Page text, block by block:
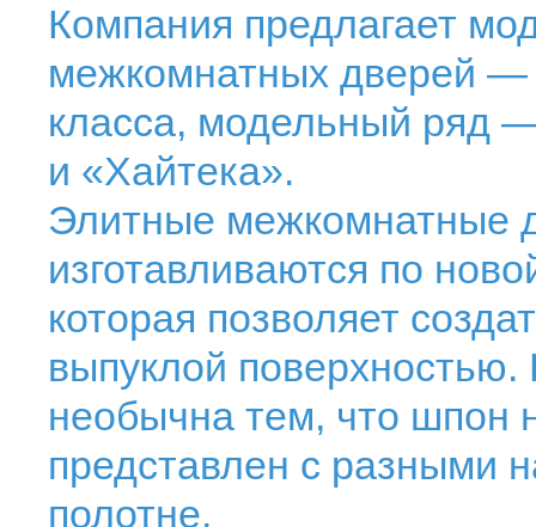
Компания предлагает
межкомнатных дверей
класса, модельный ряд
и «Хайтека».
Элитные межкомнатные
изготавливаются по
которая позволяет
выпуклой
необычна тем, что шпон
представлен с разными
полотне.